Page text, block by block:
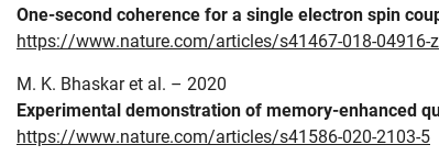
One-second coherence for a single electron spin
https://www.nature.com/articles/s41467-018-04916-z
M. K. Bhaskar et al. – 2020
Experimental demonstration of memory-enhanced
https://www.nature.com/articles/s41586-020-2103-5